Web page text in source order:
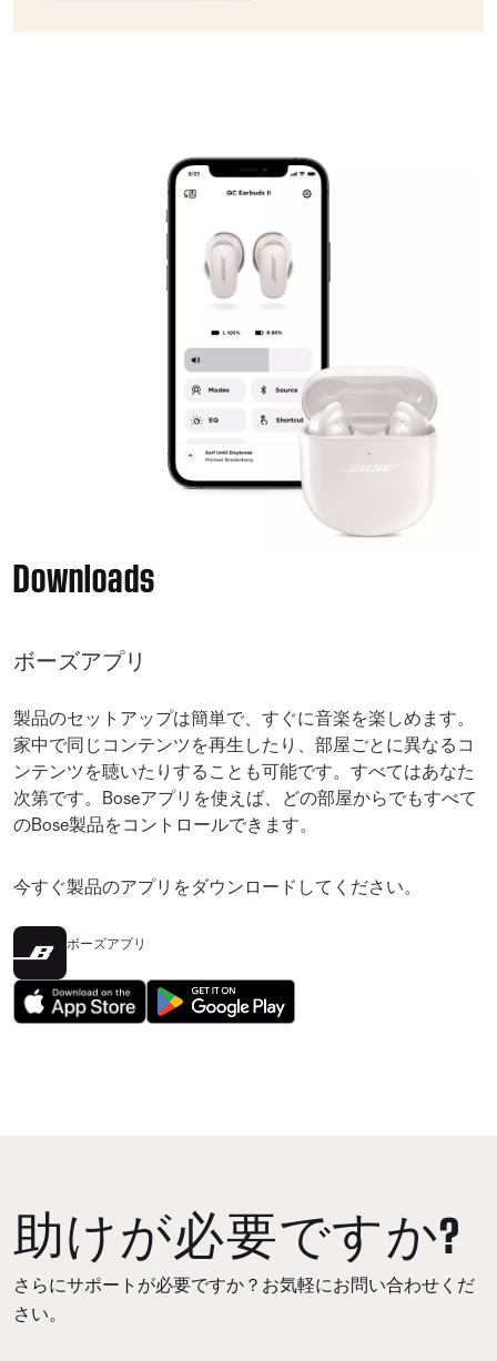
Downloads
ボーズアプリ
製品のセットアップは簡単で、すぐに音楽を楽しめます。
家中で同じコンテンツを再生したり、部屋ごとに異なるコ
ンテンツを聴いたりすることも可能です。すべてはあなた
次第です。Boseアプリを使えば、どの部屋からでもすべて
のBose製品をコントロールできます。
今すぐ製品のアプリをダウンロードしてください。
ボーズアプリ
助けが必要ですか?
さらにサポートが必要ですか？お気軽にお問い合わせくだ
さい。